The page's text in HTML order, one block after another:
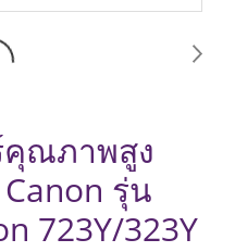
คุณภาพสูง
รุ่น
723Y/323Y